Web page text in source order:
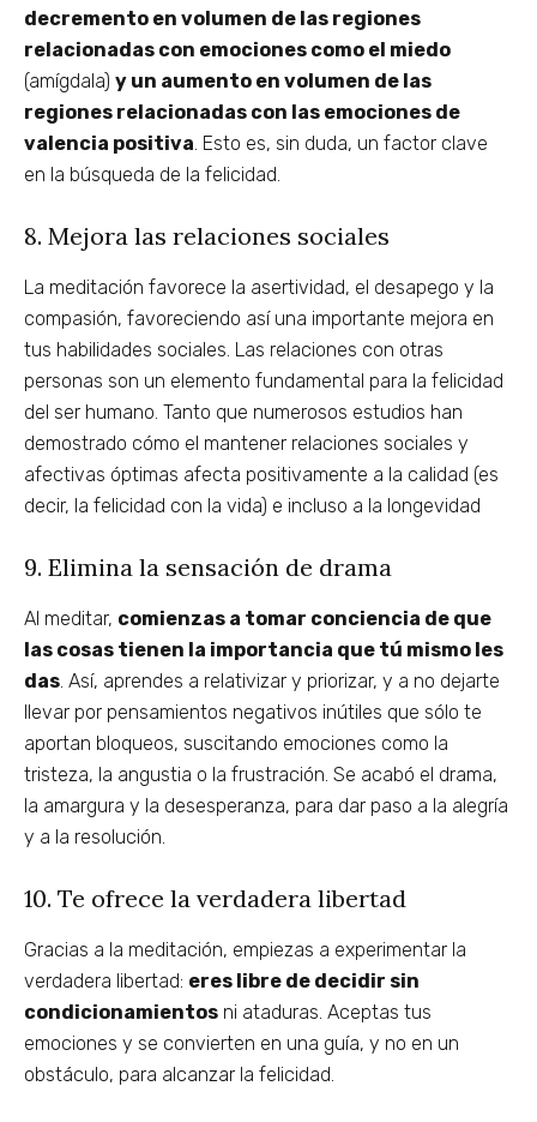
decremento en volumen de las regiones
relacionadas con emociones como el miedo
(amígdala) y un aumento en volumen de las
regiones relacionadas con las emociones de
valencia positiva . Esto es, sin duda, un factor clave
en la búsqueda de la felicidad.
8. Mejora las relaciones sociales
La meditación favorece la asertividad, el desapego y la
compasión, favoreciendo así una importante mejora en
tus habilidades sociales. Las relaciones con otras
personas son un elemento fundamental para la felicidad
del ser humano. Tanto que numerosos estudios han
demostrado cómo el mantener relaciones sociales y
afectivas óptimas afecta positivamente a la calidad (es
decir, la felicidad con la vida) e incluso a la longevidad
9. Elimina la sensación de drama
Al meditar, comienzas a tomar conciencia de que
las cosas tienen la importancia que tú mismo les
das . Así, aprendes a relativizar y priorizar, y a no dejarte
llevar por pensamientos negativos inútiles que sólo te
aportan bloqueos, suscitando emociones como la
tristeza, la angustia o la frustración. Se acabó el drama,
la amargura y la desesperanza, para dar paso a la alegría
y a la resolución.
10. Te ofrece la verdadera libertad
Gracias a la meditación, empiezas a experimentar la
verdadera libertad: eres libre de decidir sin
condicionamientos ni ataduras. Aceptas tus
emociones y se convierten en una guía, y no en un
obstáculo, para alcanzar la felicidad.